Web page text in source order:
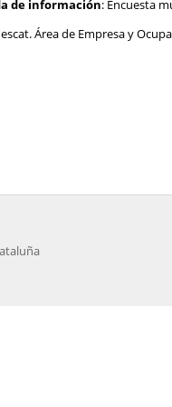
de información: Encuesta
Área de Empresa y